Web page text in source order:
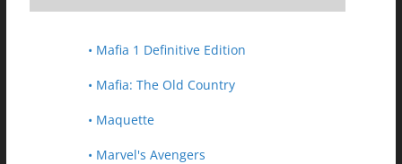
• Mafia 1 Definitive Edition
• Mafia: The Old Country
• Maquette
• Marvel's Avengers